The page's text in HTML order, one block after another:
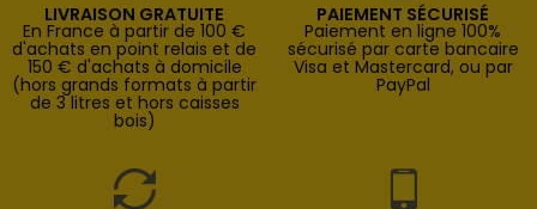
LIVRAISON GRATUITE
En France à partir de 100 €
d'achats en point relais et de
150 € d'achats à domicile
(hors grands formats à partir
de 3 litres et hors caisses
bois)
PAIEMENT SÉCURISÉ
Paiement en ligne 100%
sécurisé par carte bancaire
Visa et Mastercard, ou par
PayPal